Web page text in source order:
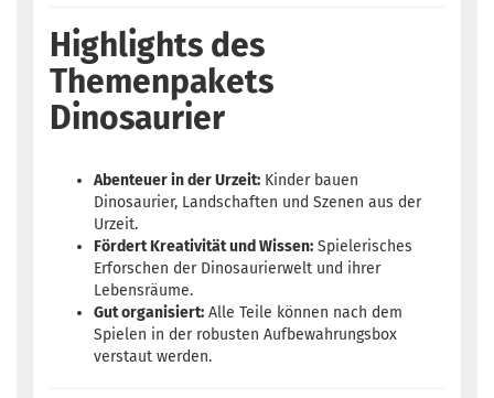
Highlights des
Themenpakets
Dinosaurier
Abenteuer in der Urzeit: Kinder bauen
Dinosaurier, Landschaften und Szenen aus der
Urzeit.
Fördert Kreativität und Wissen: Spielerisches
Erforschen der Dinosaurierwelt und ihrer
Lebensräume.
Gut organisiert: Alle Teile können nach dem
Spielen in der robusten Aufbewahrungsbox
verstaut werden.